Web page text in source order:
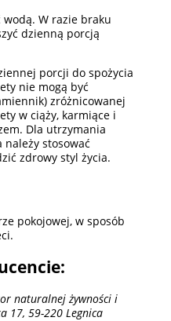
wodą. W razie braku
dzienną porcją
porcji do spożycia
nie mogą być
zróżnicowanej
w ciąży, karmiące i
Dla utrzymania
należy stosować
zdrowy styl życia.
pokojowej, w sposób
naturalnej żywności i
17, 59-220 Legnica